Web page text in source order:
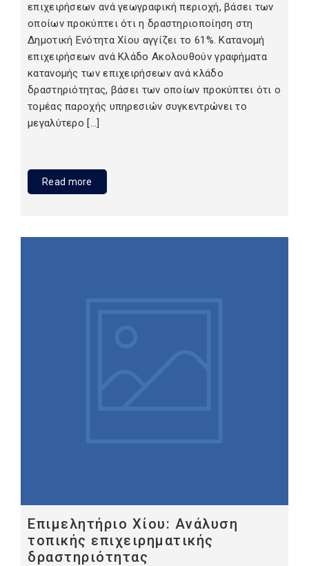
επιχειρήσεων ανά γεωγραφική περιοχή, βάσει των
οποίων προκύπτει ότι η δραστηριοποίηση στη
Δημοτική Ενότητα Χίου αγγίζει το 61%. Κατανομή
επιχειρήσεων ανά Κλάδο Ακολουθούν γραφήματα
κατανομής των επιχειρήσεων ανά κλάδο
δραστηριότητας, βάσει των οποίων προκύπτει ότι ο
τομέας παροχής υπηρεσιών συγκεντρώνει το
μεγαλύτερο […]
Read more
Επιμελητήριο Χίου: Aνάλυση
τοπικής επιχειρηματικής
δραστηριότητας